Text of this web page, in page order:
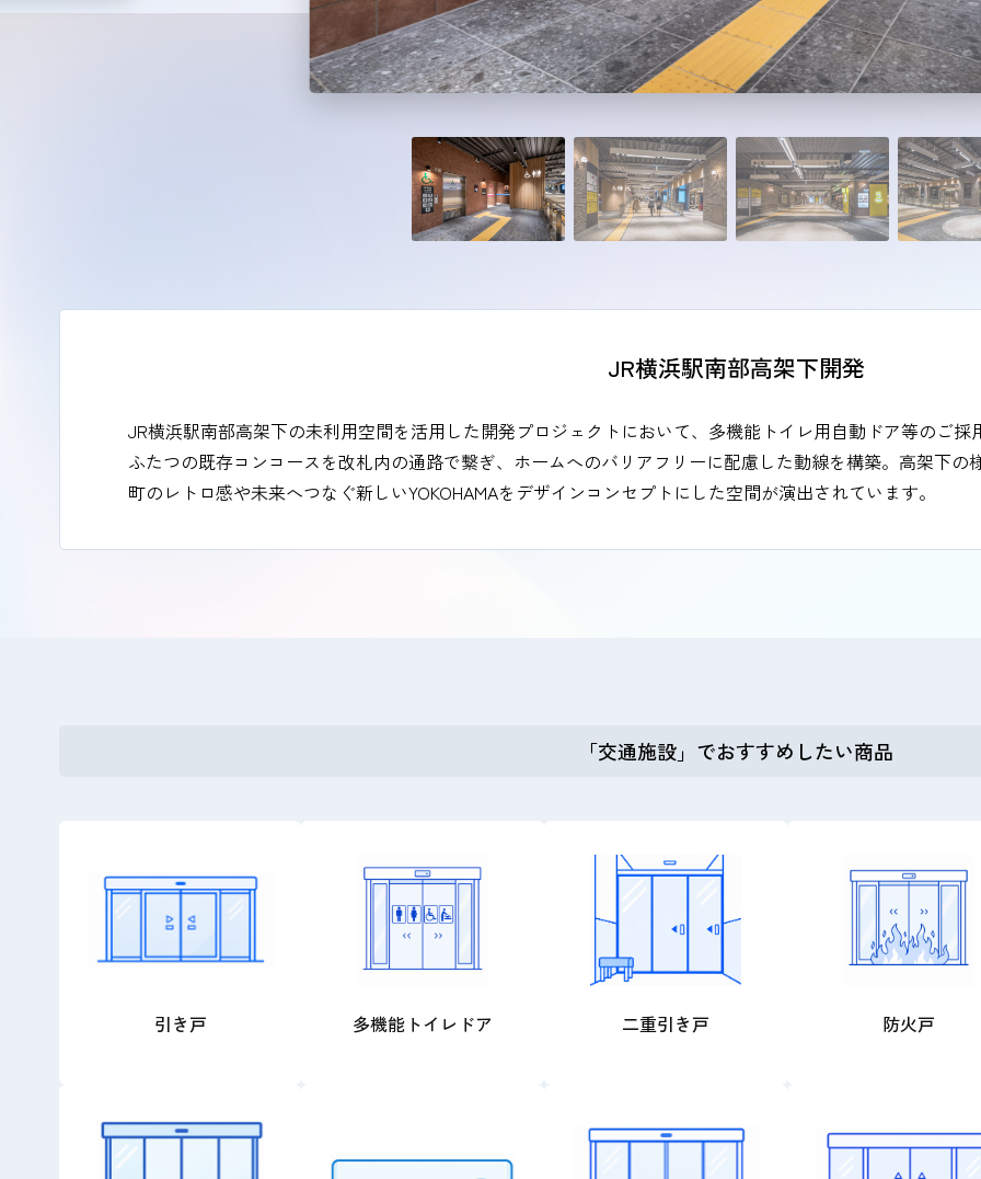
JR横浜駅南部高架下開発
JR横浜駅南部高架下の未利用空間を活用した開発プロジェクトにおいて、多機能トイレ用自動ドア等のご採
ふたつの既存コンコースを改札内の通路で繋ぎ、ホームへのバリアフリーに配慮した動線を構築。高架下
町のレトロ感や未来へつなぐ新しいYOKOHAMAをデザインコンセプトにした空間が演出されています。
「交通施設」でおすすめしたい商品
引き戸 多機能トイレドア 二重引き戸 防火戸